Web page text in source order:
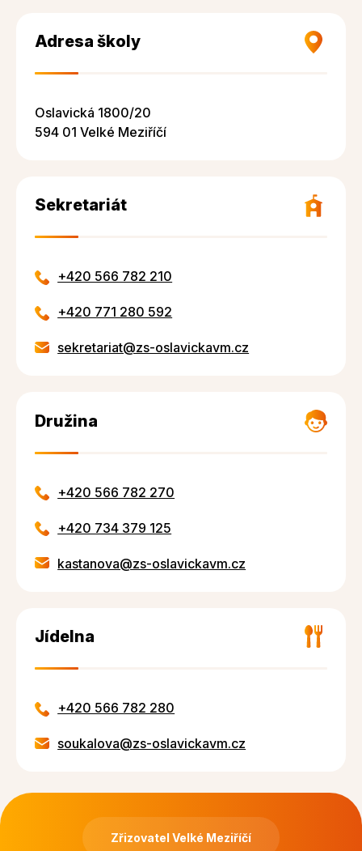
Adresa školy
Oslavická 1800/20
594 01 Velké Meziříčí
Sekretariát
+420 566 782 210
+420 771 280 592
sekretariat@zs-oslavickavm.cz
Družina
+420 566 782 270
+420 734 379 125
kastanova@zs-oslavickavm.cz
Jídelna
+420 566 782 280
soukalova@zs-oslavickavm.cz
Zřizovatel Velké Meziříčí